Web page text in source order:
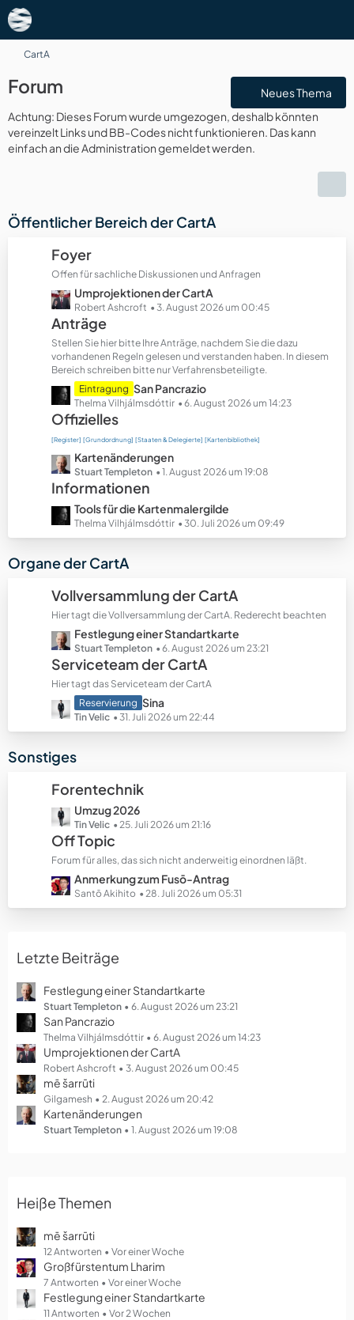
CartA
Forum
Neues Thema
Achtung: Dieses Forum wurde umgezogen, deshalb könnten
vereinzelt Links und BB-Codes nicht funktionieren. Das kann
einfach an die Administration gemeldet werden.
Öffentlicher Bereich der CartA
Foyer
Offen für sachliche Diskussionen und Anfragen
L
e
t
z
t
e
B
e
i
t
ä
g
e
Umprojektionen der CartA
Robert Ashcroft 3. August 2026 um 00:45
Anträge
Stellen Sie hier bitte Ihre Anträge, nachdem Sie die dazu
vorhandenen Regeln gelesen und verstanden haben. In diesem
Bereich schreiben bitte nur Verfahrensbeteiligte.
L
e
t
z
t
e
B
ä
e
Eintragung San Pancrazio
Thelma Vilhjálmsdóttir 6. August 2026 um 14:23
Offizielles
[Register] [Grundordnung] [Staaten & Delegierte] [Kartenbibliothek]
L
e
z
e
e
t
r
ä
g
e
Kartenänderungen
Stuart Templeton 1. August 2026 um 19:08
Informationen
L
e
t
t
e
B
e
i
t
r
ä
g
e
Tools für die Kartenmalergilde
Thelma Vilhjálmsdóttir 30. Juli 2026 um 09:49
Organe der CartA
Vollversammlung der CartA
Hier tagt die Vollversammlung der CartA. Rederecht beachten
L
e
t
z
t
e
B
i
r
ä
g
e
Festlegung einer Standartkarte
Stuart Templeton 6. August 2026 um 23:21
Serviceteam der CartA
Hier tagt das Serviceteam der CartA
L
e
t
t
e
B
e
i
t
r
ä
g
e
Reservierung Sina
Tin Velic 31. Juli 2026 um 22:44
Sonstiges
Forentechnik
L
e
t
z
t
e
B
t
r
g
Umzug 2026
Tin Velic 25. Juli 2026 um 21:16
Off Topic
Forum für alles, das sich nicht anderweitig einordnen läßt.
L
e
t
e
e
i
t
r
ä
g
e
Anmerkung zum Fusō-Antrag
Santō Akihito 28. Juli 2026 um 05:31
Letzte Beiträge
Festlegung einer Standartkarte
Stuart Templeton 6. August 2026 um 23:21
San Pancrazio
Thelma Vilhjálmsdóttir 6. August 2026 um 14:23
Umprojektionen der CartA
Robert Ashcroft 3. August 2026 um 00:45
mē šarrūti
Gilgamesh 2. August 2026 um 20:42
Kartenänderungen
Stuart Templeton 1. August 2026 um 19:08
Heiße Themen
mē šarrūti
12 Antworten Vor einer Woche
Großfürstentum Lharim
7 Antworten Vor einer Woche
Festlegung einer Standartkarte
11 Antworten Vor 2 Wochen